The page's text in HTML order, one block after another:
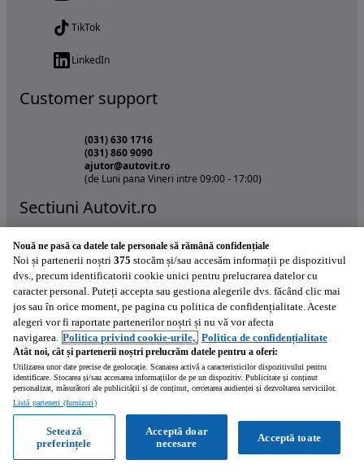
TikTok
LinkedIn
Customer support
(031) 630 1716
(031) 860 9090
ajutor@autovit.ro
(de Luni pana Vineri intre 09:00 - 17:00)
Sectiuni Autovit.ro
Autoturisme
Agro
Autoutilitare
Camioane
Constructii
Motociclete
Piese
Remorci
Autovit
Nouă ne pasă ca datele tale personale să rămână confidențiale
Noi și partenerii noștri 375 stocăm și/sau accesăm informații pe dispozitivul
dvs., precum identificatorii cookie unici pentru prelucrarea datelor cu
caracter personal. Puteți accepta sau gestiona alegerile dvs. făcând clic mai
jos sau în orice moment, pe pagina cu politica de confidențialitate. Aceste
alegeri vor fi raportate partenerilor noștri și nu vă vor afecta
navigarea. Politica privind cookie-urile, Politica de confidențialitate
Atât noi, cât și partenerii noștri prelucrăm datele pentru a oferi:
Utilizarea unor date precise de geolocație. Scanarea activă a caracteristicilor dispozitivului pentru
identificare. Stocarea și/sau accesarea informațiilor de pe un dispozitiv. Publicitate și conținut
personalizat, măsurători ale publicității și de conținut, cercetarea audienței și dezvoltarea serviciilor.
Listă parteneri (furnizori)
Acceptă toate
Acceptă doar
necesare
Setează
preferințele